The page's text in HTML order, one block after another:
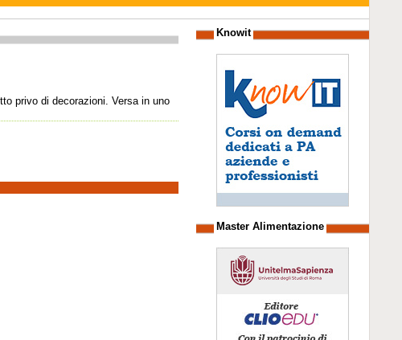
privo di decorazioni. Versa in uno
Knowit
Master Alimentazione